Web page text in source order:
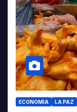
ECONOMIA LA PAZ